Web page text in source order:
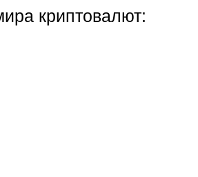
криптовалют: